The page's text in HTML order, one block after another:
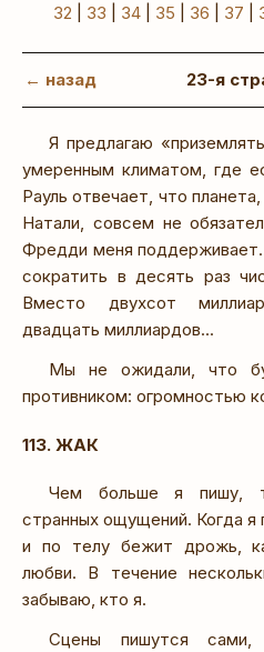
32
33 34| 35 36 37
← назад 23-я
Я предлагаю
умеренным климатом, где
Рауль отвечает, что
Натали, совсем не
Фредди меня
сократить в десять раз
Вместо двухсот
двадцать миллиардов...
Мы не ожидали, что
противником: огромностью
113. ЖАК
Чем больше я пишу,
странных ощущений. Когда
и по телу бежит дрожь,
любви. В течение
забываю, кто я.
Сцены пишутся сами,